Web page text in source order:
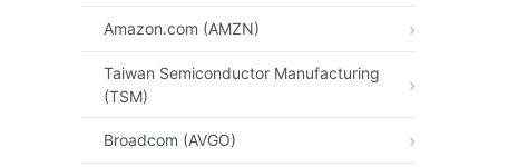
Amazon.com (AMZN)
Taiwan Semiconductor Manufacturing
(TSM)
Broadcom (AVGO)